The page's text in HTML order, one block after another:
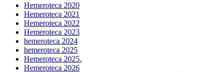
Hemeroteca 2020
Hemeroteca 2021
Hemeroteca 2022
Hemeroteca 2023
hemeroteca 2024
hemeroteca 2025
Hemeroteca 2025.
Hemeroteca 2026